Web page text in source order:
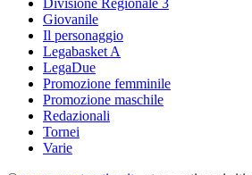
Giovanile
Il personaggio
Legabasket A
LegaDue
Promozione femminile
Promozione maschile
Redazionali
Tornei
Varie